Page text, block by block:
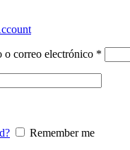
o correo electrónico *
Remember me